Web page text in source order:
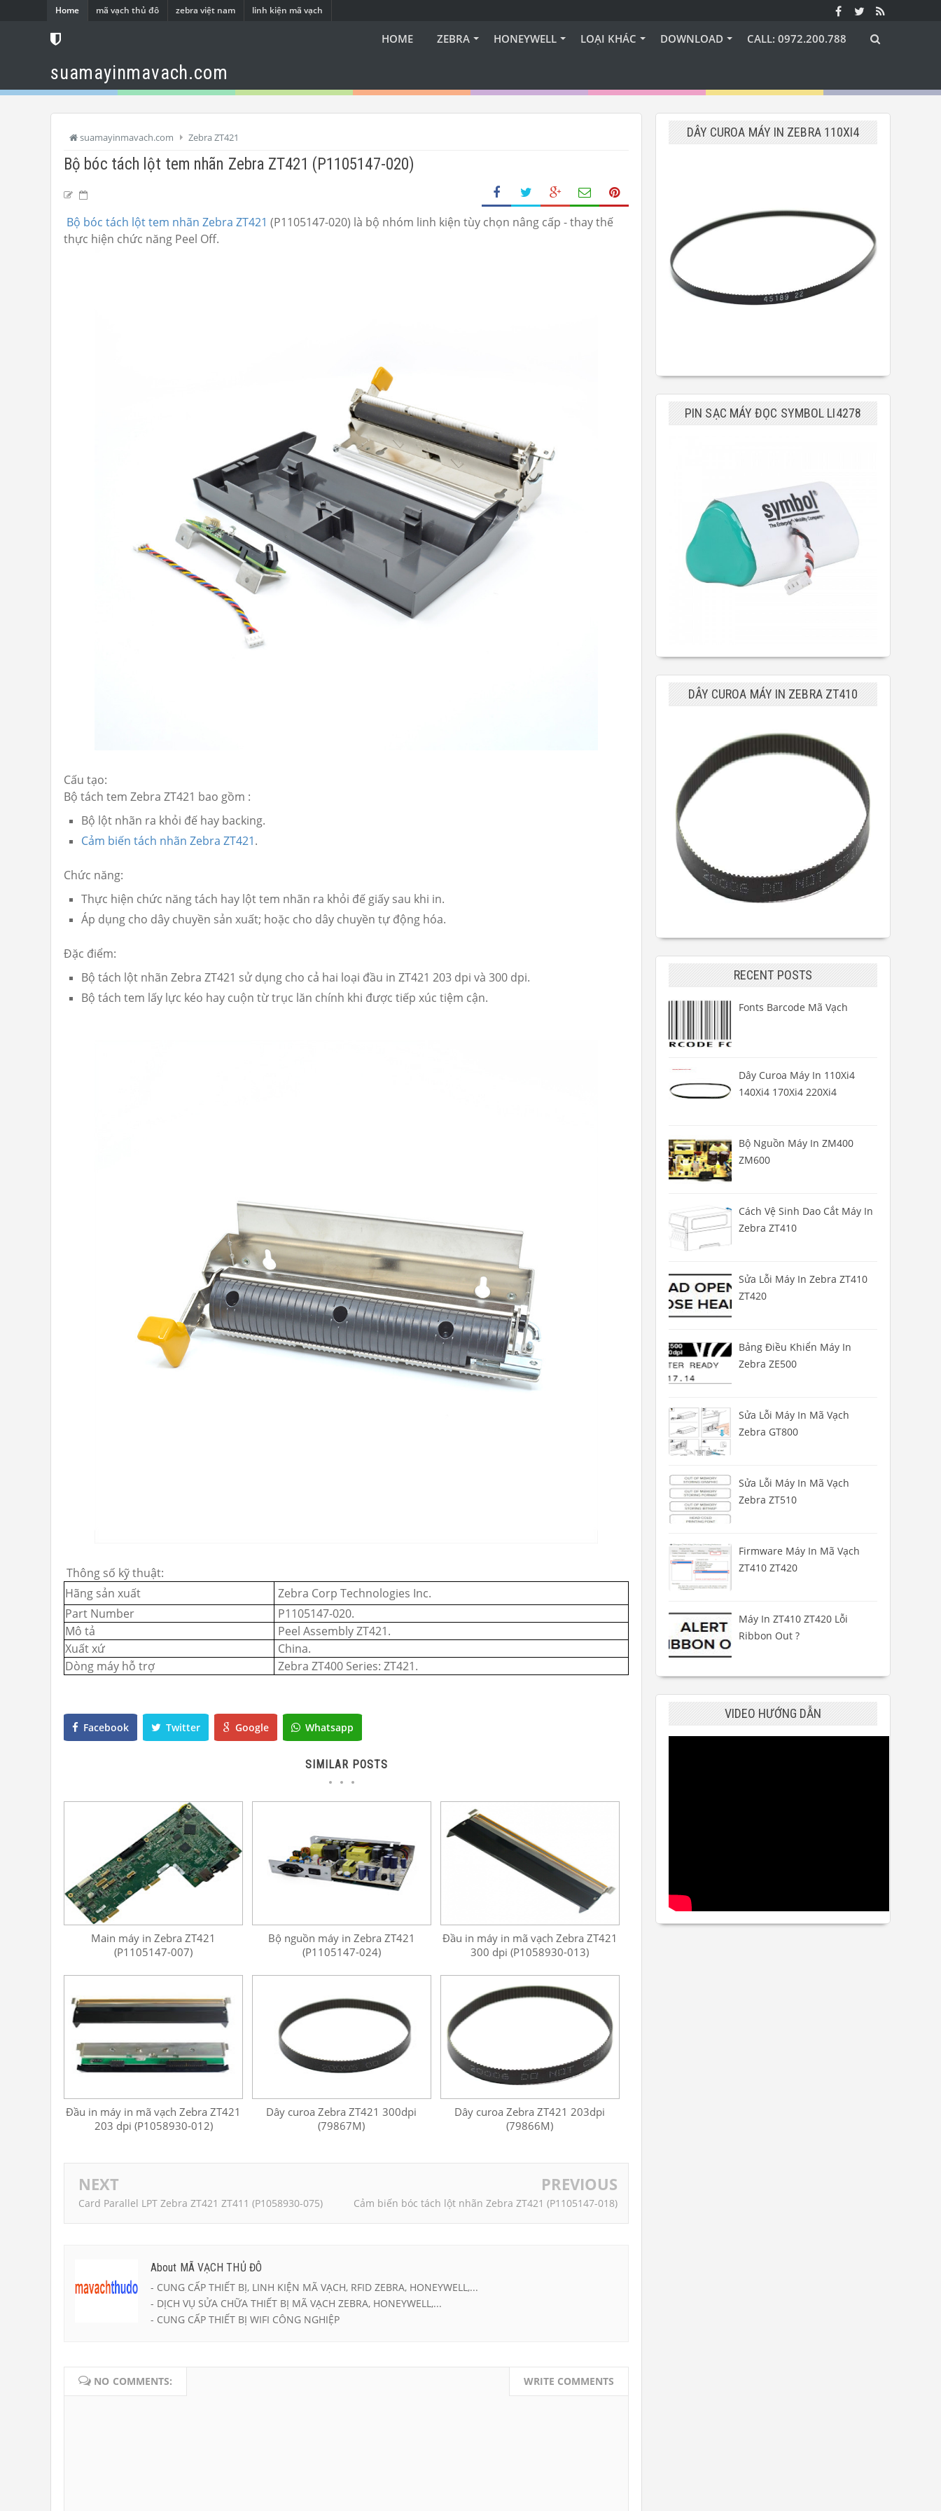
Home mã vạch thủ đô zebra việt nam linh kiện mã vạch
suamayinmavach.com
HOME ZEBRA HONEYWELL LOẠI KHÁC DOWNLOAD CALL: 0972.200.788
suamayinmavach.com Zebra ZT421
Bộ bóc tách lột tem nhãn Zebra ZT421 (P1105147-020)
Bộ bóc tách lột tem nhãn Zebra ZT421 (P1105147-020) là bộ nhóm linh kiện tùy chọn nâng cấp - thay thế
thực hiện chức năng Peel Off.
Cấu tạo:
Bộ tách tem Zebra ZT421 bao gồm :
Bộ lột nhãn ra khỏi đế hay backing.
Cảm biến tách nhãn Zebra ZT421.
Chức năng:
Thực hiện chức năng tách hay lột tem nhãn ra khỏi đế giấy sau khi in.
Áp dụng cho dây chuyền sản xuất; hoặc cho dây chuyền tự động hóa.
Đặc điểm:
Bộ tách lột nhãn Zebra ZT421 sử dụng cho cả hai loại đầu in ZT421 203 dpi và 300 dpi.
Bộ tách tem lấy lực kéo hay cuộn từ trục lăn chính khi được tiếp xúc tiệm cận.
Thông số kỹ thuật:
Hãng sản xuất
Zebra Corp Technologies Inc.
Part Number
P1105147-020.
Mô tả
Peel Assembly ZT421.
Xuất xứ
China.
Dòng máy hỗ trợ
Zebra ZT400 Series: ZT421.
Facebook Twitter Google Whatsapp
SIMILAR POSTS
Main máy in Zebra ZT421
(P1105147-007)
Bộ nguồn máy in Zebra ZT421
(P1105147-024)
Đầu in máy in mã vạch Zebra ZT421
300 dpi (P1058930-013)
Đầu in máy in mã vạch Zebra ZT421
203 dpi (P1058930-012)
Dây curoa Zebra ZT421 300dpi
(79867M)
Dây curoa Zebra ZT421 203dpi
(79866M)
NEXT
Card Parallel LPT Zebra ZT421 ZT411 (P1058930-075)
PREVIOUS
Cảm biến bóc tách lột nhãn Zebra ZT421 (P1105147-018)
About MÃ VẠCH THỦ ĐÔ
- CUNG CẤP THIẾT BỊ, LINH KIỆN MÃ VẠCH, RFID ZEBRA, HONEYWELL,...
- DỊCH VỤ SỬA CHỮA THIẾT BỊ MÃ VẠCH ZEBRA, HONEYWELL,...
- CUNG CẤP THIẾT BỊ WIFI CÔNG NGHIỆP
NO COMMENTS: WRITE COMMENTS
DÂY CUROA MÁY IN ZEBRA 110XI4
PIN SẠC MÁY ĐỌC SYMBOL LI4278
DÂY CUROA MÁY IN ZEBRA ZT410
RECENT POSTS
Fonts Barcode Mã Vạch
Dây Curoa Máy In 110Xi4
140Xi4 170Xi4 220Xi4
Bộ Nguồn Máy In ZM400
ZM600
Cách Vệ Sinh Dao Cắt Máy In
Zebra ZT410
Sửa Lỗi Máy In Zebra ZT410
ZT420
Bảng Điều Khiển Máy In
Zebra ZE500
Sửa Lỗi Máy In Mã Vạch
Zebra GT800
Sửa Lỗi Máy In Mã Vạch
Zebra ZT510
Firmware Máy In Mã Vạch
ZT410 ZT420
Máy In ZT410 ZT420 Lỗi
Ribbon Out ?
VIDEO HƯỚNG DẪN